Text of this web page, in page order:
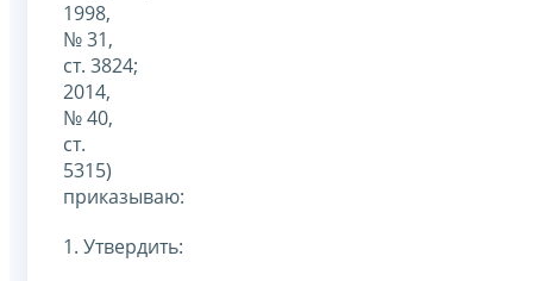
1998,
№ 31,
ст. 3824;
2014,
№ 40,
ст.
5315)
приказываю:
1. Утвердить: